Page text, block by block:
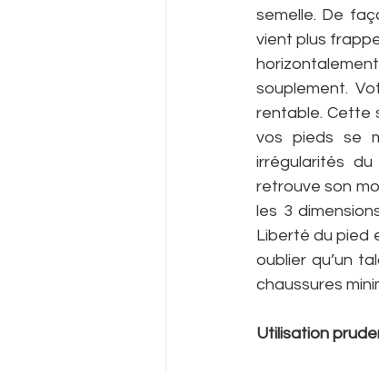
semelle. De
vient plus
souplement.
rentable. Cette
vos pieds se
irrégularités
retrouve son
les 3
Liberté du pied
oublier qu’un
chaussures
Utilisation